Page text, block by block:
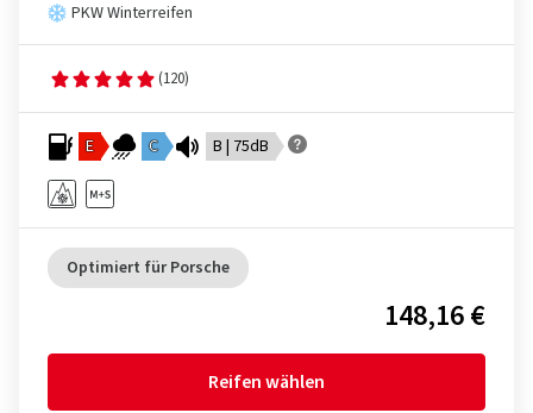
PKW Winterreifen
(120)
E C B | 75dB
Optimiert für Porsche
148,16 €
Reifen wählen